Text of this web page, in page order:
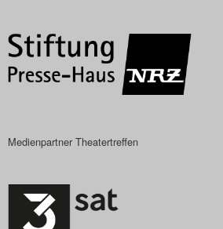
Medienpartner Theatertreffen